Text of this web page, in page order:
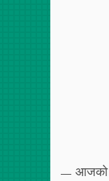
आजको